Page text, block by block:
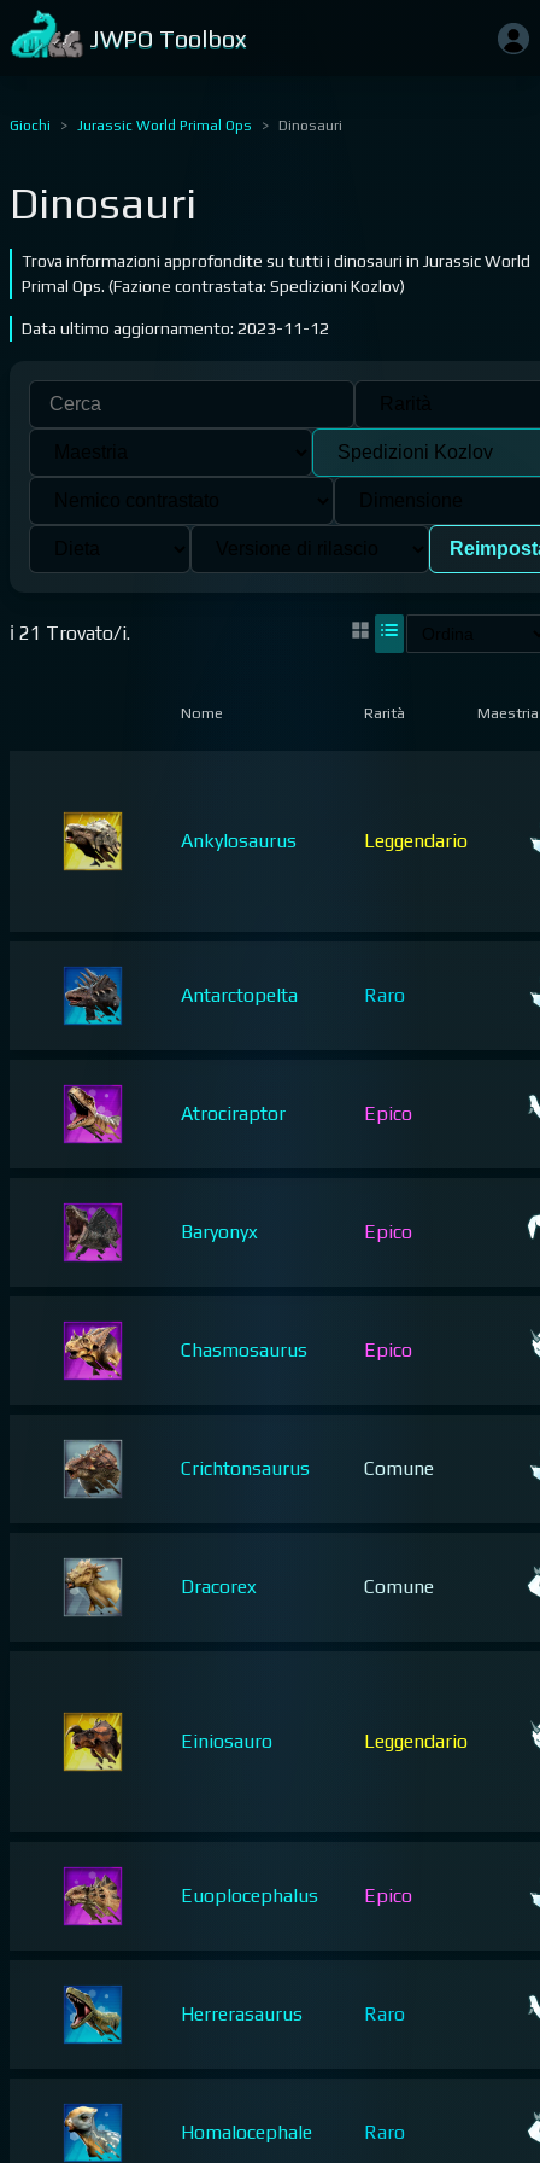
JWPO Toolbox
Giochi Jurassic World Primal Ops Dinosauri
Dinosauri
Trova informazioni approfondite su tutti i dinosauri in Jurassic World
Primal Ops. (Fazione contrastata: Spedizioni Kozlov)
Data ultimo aggiornamento: 2023-11-12
ℹ️ 21 Trovato/i.
Nome Rarità Maestria
Ankylosaurus Leggendario
Antarctopelta Raro
Atrociraptor Epico
Baryonyx Epico
Chasmosaurus Epico
Crichtonsaurus Comune
Dracorex Comune
Einiosauro Leggendario
Euoplocephalus Epico
Herrerasaurus Raro
Homalocephale Raro